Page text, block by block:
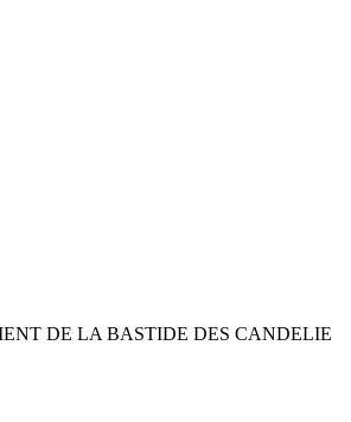
DE LA BASTIDE DES CANDELIE